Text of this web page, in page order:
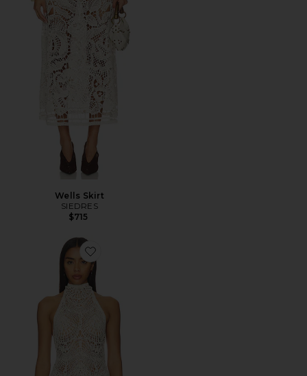
Wells Skirt
SIEDRES
$715
Favorite INDY トップ